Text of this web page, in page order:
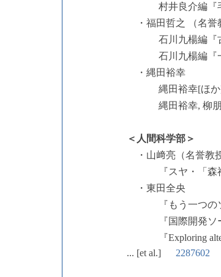
村井良介編『
・福田哲之 （名誉
石川九楊編『
石川九楊編『一
・縄田裕幸
縄田裕幸[ほか]
縄田裕幸, 柳朋宏,
＜人間科学部＞
・山﨑亮（名誉教
『スヤ・「森神
・東田全央
『もう一つのソー
『国際開発ソー
『Exploring
... [et al.] 2287602